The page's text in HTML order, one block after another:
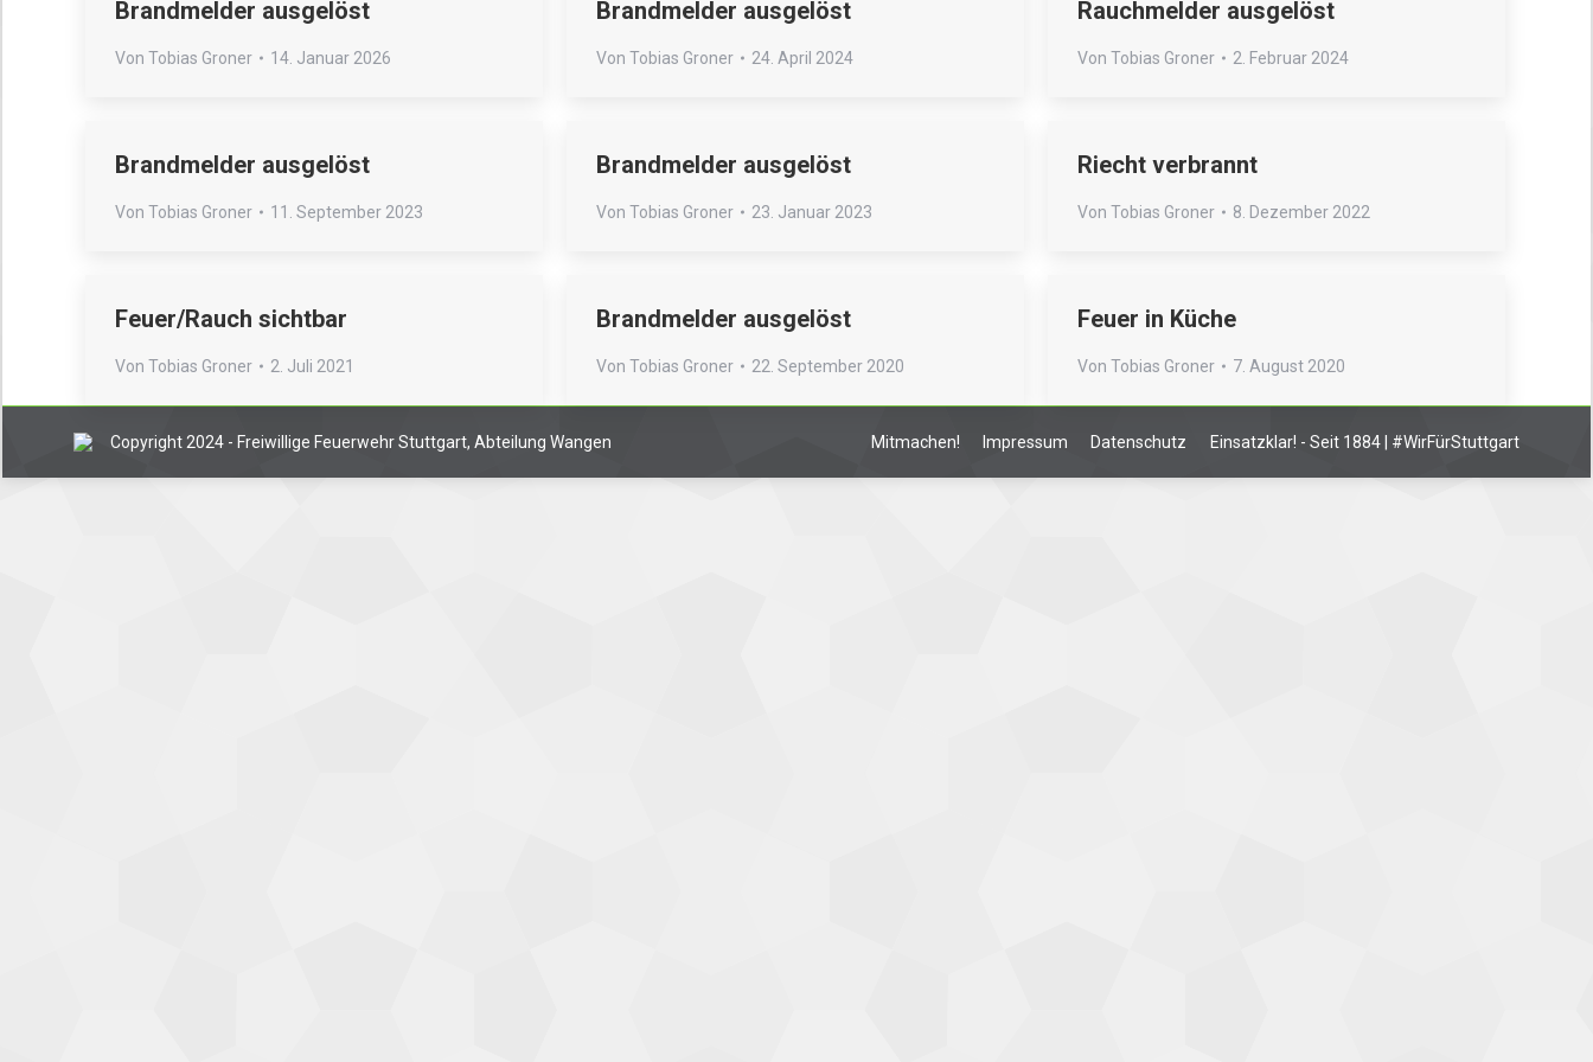
Brandmelder ausgelöst
Von Tobias Groner 14. Januar 2026
Brandmelder ausgelöst
Von Tobias Groner 24. April 2024
Rauchmelder ausgelöst
Von Tobias Groner 2. Februar 2024
Brandmelder ausgelöst
Von Tobias Groner 11. September 2023
Brandmelder ausgelöst
Von Tobias Groner 23. Januar 2023
Riecht verbrannt
Von Tobias Groner 8. Dezember 2022
Feuer/Rauch sichtbar
Von Tobias Groner 2. Juli 2021
Brandmelder ausgelöst
Von Tobias Groner 22. September 2020
Feuer in Küche
Von Tobias Groner 7. August 2020
Copyright 2024 - Freiwillige Feuerwehr Stuttgart, Abteilung Wangen Mitmachen! Impressum Datenschutz Einsatzklar! - Seit 1884 | #WirFürStuttgart